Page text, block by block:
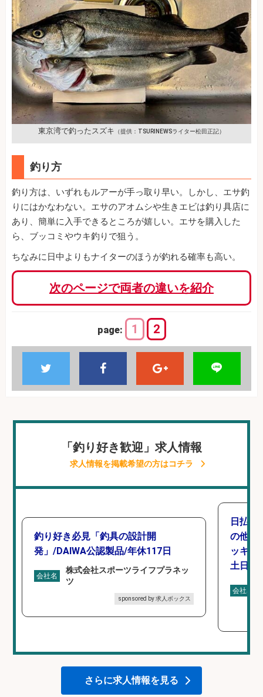
東京湾で釣ったスズキ （提供：TSURINEWSライター松田正記）
釣り方
釣り方は、いずれもルアーが手っ取り早い。しかし、エサ釣
りにはかなわない。エサのアオムシや生きエビは釣り具店に
あり、簡単に入手できるところが嬉しい。エサを購入した
ら、ブッコミやウキ釣りで狙う。
ちなみに日中よりもナイターのほうが釣れる確率も高い。
次のページで両者の違いを紹介
page: 1 2
「釣り好き歓迎」求人情報
求人情報を掲載希望の方はコチラ
釣り好き必見「釣具の設計開
発」/DAIWA公認製品/年休117日
会社名
株式会社スポーツライフプラネッ
ツ
sponsored by 求人ボックス
日払い
の他/
ッキン
土日休
会社名
さらに求人情報を見る